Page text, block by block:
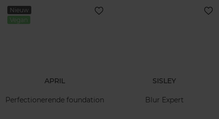
Nieuw
Vegan
APRIL
Perfectionerende foundation
SISLEY
Blur Expert